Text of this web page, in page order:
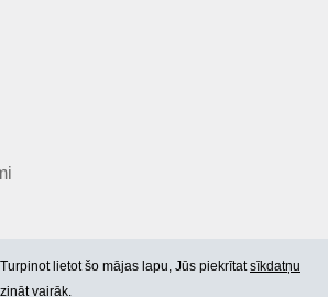
lietot šo mājas lapu, Jūs piekrītatsīkdatņu
vairāk.